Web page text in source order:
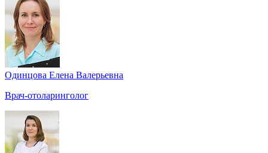
Одинцова Елена Валерьевна
Врач-отоларинголог